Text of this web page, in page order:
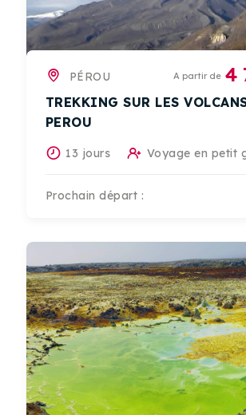
PÉROU A partir de 4
TREKKING SUR LES
PEROU
13 jours Voyage en petit
Prochain départ :